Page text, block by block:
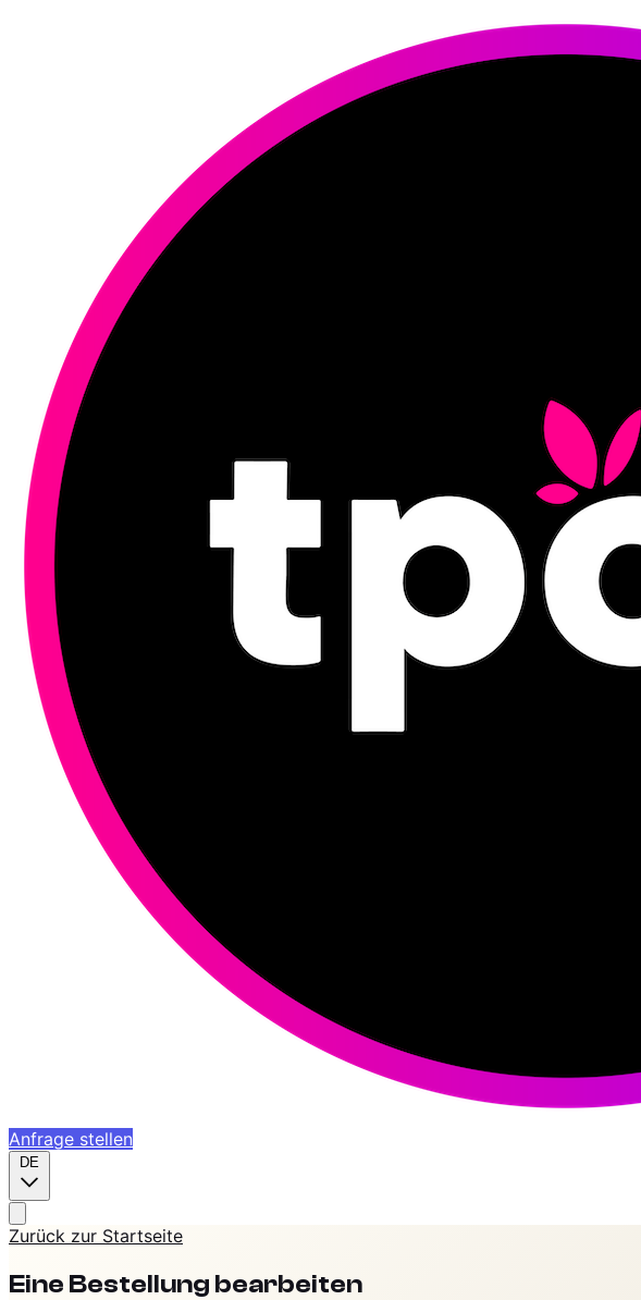
Anfrage stellen
DE
Zurück zur Startseite
Eine Bestellung bearbeiten